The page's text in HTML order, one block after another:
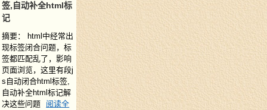
签,自动补全html标
记
摘要： html中经常出
现标签闭合问题，标
签都匹配乱了，影响
页面浏览，这里有段j
s自动闭合html标签,
自动补全html标记解
决这些问题
阅读全